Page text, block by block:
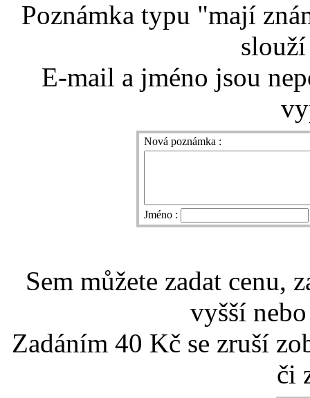
Poznámka typu "mají
E-mail a jméno jsou
Nová poznámka :
Jméno :
Sem můžete zadat cenu,
vyšší
Zadáním 40 Kč se zruší
či